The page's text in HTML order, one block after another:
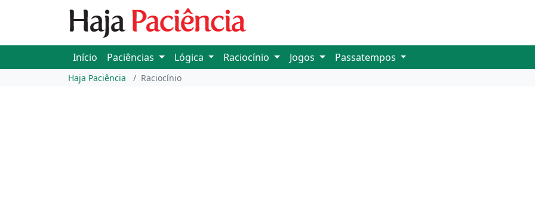
Início Paciências Lógica Raciocínio Jogos Passatempos
Haja Paciência Raciocínio